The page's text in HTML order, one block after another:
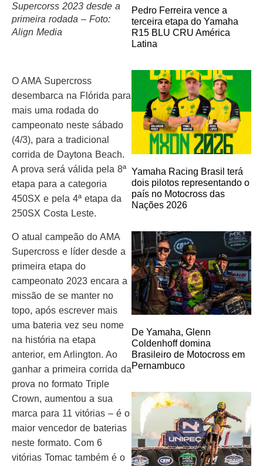
Supercorss 2023 desde a
primeira rodada – Foto:
Align Media
O AMA Supercross
desembarca na Flórida para
mais uma rodada do
campeonato neste sábado
(4/3), para a tradicional
corrida de Daytona Beach.
A prova será válida pela 8ª
etapa para a categoria
450SX e pela 4ª etapa da
250SX Costa Leste.
O atual campeão do AMA
Supercross e líder desde a
primeira etapa do
campeonato 2023 encara a
missão de se manter no
topo, após escrever mais
uma bateria vez seu nome
na história na etapa
anterior, em Arlington. Ao
ganhar a primeira corrida da
prova no formato Triple
Crown, aumentou a sua
marca para 11 vitórias – é o
maior vencedor de baterias
neste formato. Com 6
vitórias Tomac também é o
Pedro Ferreira vence a
terceira etapa do Yamaha
R15 BLU CRU América
Latina
Yamaha Racing Brasil terá
dois pilotos representando o
país no Motocross das
Nações 2026
De Yamaha, Glenn
Coldenhoff domina
Brasileiro de Motocross em
Pernambuco